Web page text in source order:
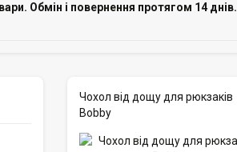
Обмін і повернення протягом 14 днів.
Чохол від дощу для рюкзаків
Bobby